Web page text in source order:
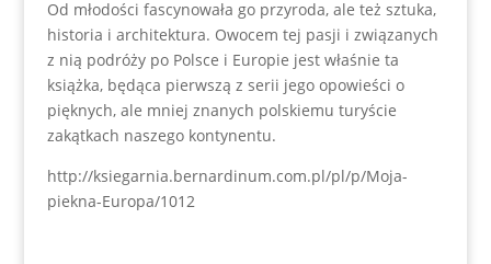
Od młodości fascynowała go przyroda, ale też sztuka,
historia i architektura. Owocem tej pasji i związanych
z nią podróży po Polsce i Europie jest właśnie ta
książka, będąca pierwszą z serii jego opowieści o
pięknych, ale mniej znanych polskiemu turyście
zakątkach naszego kontynentu.
http://ksiegarnia.bernardinum.com.pl/pl/p/Moja-
piekna-Europa/1012